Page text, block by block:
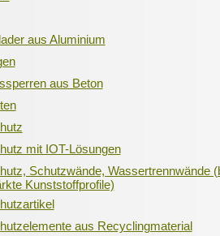
aus Aluminium
aus Beton
mit IOT-Lösungen
Schutzwände, Wassertrennwände
Kunststoffprofile)
aus Recyclingmaterial